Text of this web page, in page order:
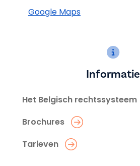
Google Maps
Informatie
Het Belgisch rechtssysteem
Brochures
Tarieven